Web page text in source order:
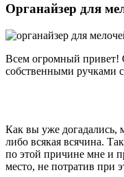
Органайзер для
Всем огромный привет!
собственными ручками
Как вы уже догадались,
либо всякая всячина.
по этой причине мне и
место, не потратив при